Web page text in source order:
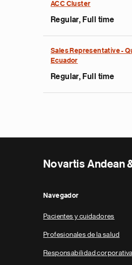
ACC Cluster
Regular, Full time
Sales Representative -
Ecuador
Regular, Full time
Novartis Andean
Navegador
Pacientes y cuidadores
Profesionales de la salud
Responsabilidad